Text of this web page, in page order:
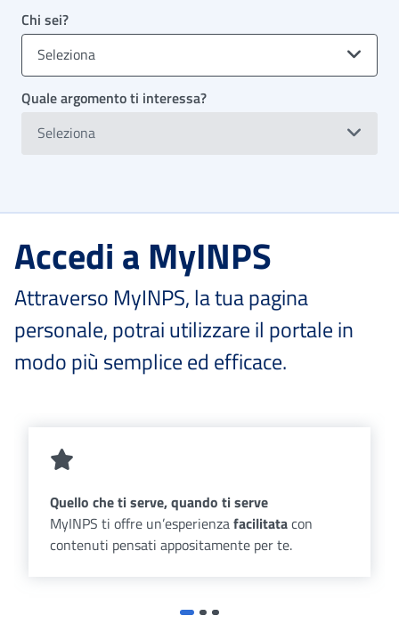
Chi sei?
Seleziona
Quale argomento ti interessa?
Seleziona
Accedi a MyINPS
Attraverso MyINPS, la tua pagina
personale, potrai utilizzare il portale in
modo più semplice ed efficace.
Quello che ti serve, quando ti serve
MyINPS ti offre un’esperienzafacilitatacon
contenuti pensati appositamente per te.